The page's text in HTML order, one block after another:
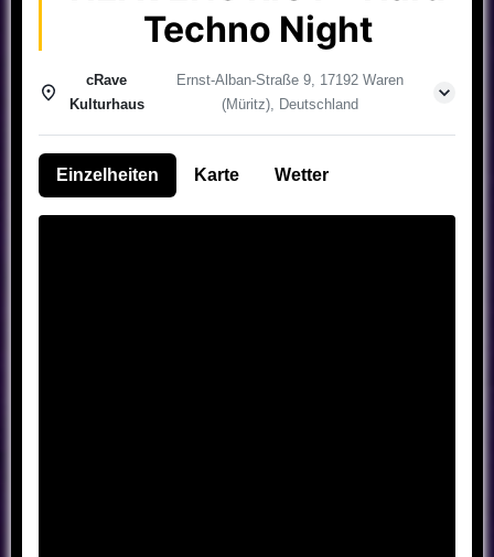
Techno Night
cRave
Kulturhaus
Ernst-Alban-Straße 9, 17192 Waren
(Müritz), Deutschland
Einzelheiten Karte Wetter